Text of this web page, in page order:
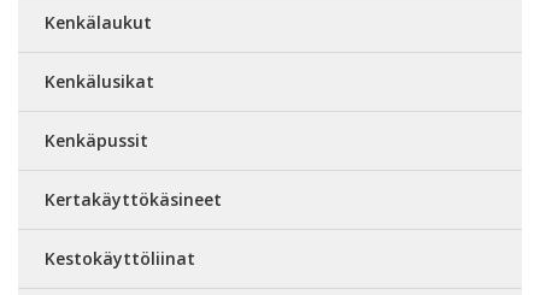
Kenkälaukut
Kenkälusikat
Kenkäpussit
Kertakäyttökäsineet
Kestokäyttöliinat